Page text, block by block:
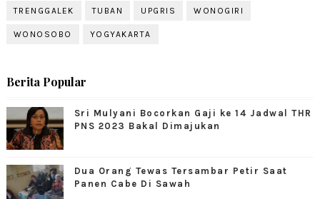
TRENGGALEK TUBAN UPGRIS WONOGIRI
WONOSOBO YOGYAKARTA
Berita Popular
Sri Mulyani Bocorkan Gaji ke 14 Jadwal THR
PNS 2023 Bakal Dimajukan
Dua Orang Tewas Tersambar Petir Saat
Panen Cabe Di Sawah